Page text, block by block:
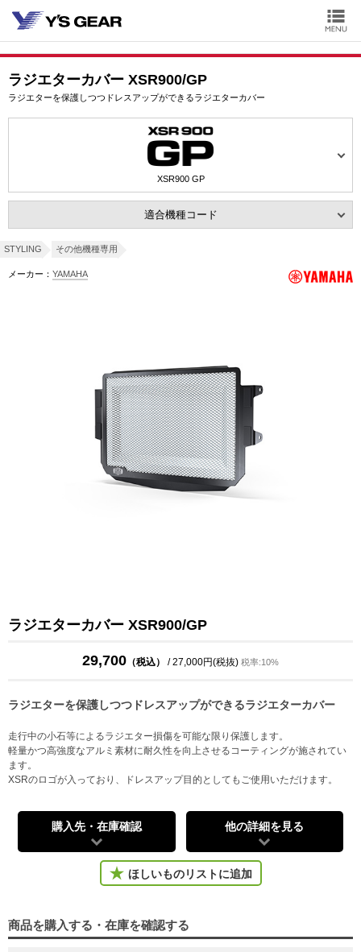
ラジエターカバー XSR900/GP
ラジエターを保護しつつドレスアップができるラジエターカバー
XSR900 GP
適合機種コード
STYLING その他機種専用
メーカー： YAMAHA
ラジエターカバー XSR900/GP
29,700 （税込） / 27,000円(税抜) 税率:10%
ラジエターを保護しつつドレスアップができるラジエターカバー
走行中の小石等によるラジエター損傷を可能な限り保護します。
軽量かつ高強度なアルミ素材に耐久性を向上させるコーティングが施されてい
ます。
XSRのロゴが入っており、ドレスアップ目的としてもご使用いただけます。
購入先・在庫確認 他の詳細を見る
ほしいものリストに追加
商品を購入する・在庫を確認する